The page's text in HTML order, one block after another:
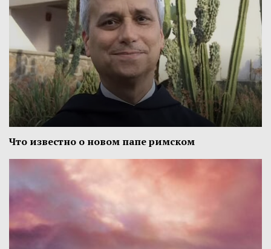
Что известно о новом папе римском